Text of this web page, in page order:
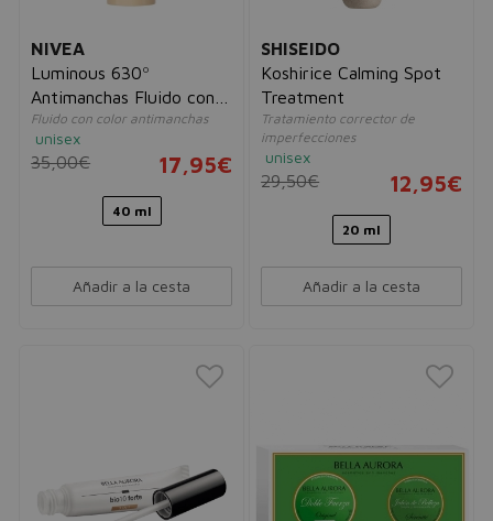
NIVEA
Luminous 630º
Antimanchas Fluido con
Color FP20
Fluido con color antimanchas
unisex
35,00€ 17,95€
40 ml
Añadir a la cesta
SHISEIDO
Koshirice Calming Spot
Treatment
Tratamiento corrector de
imperfecciones
unisex
29,50€ 12,95€
20 ml
Añadir a la cesta